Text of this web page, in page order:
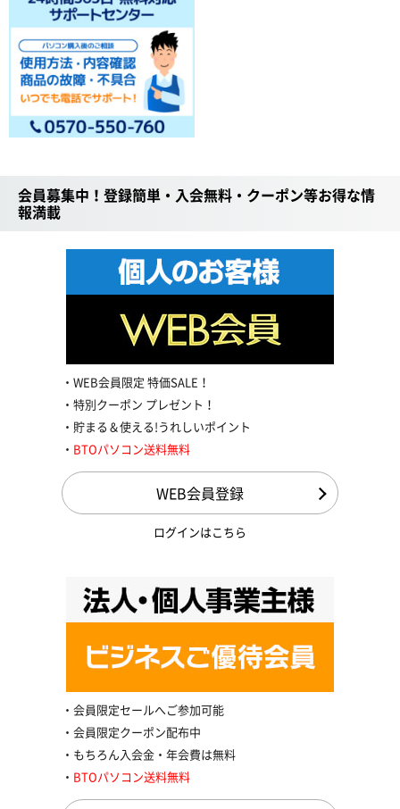
会員募集中！登録簡単・入会無料・クーポン等お得な情
報満載
WEB会員限定 特価SALE！
特別クーポン プレゼント！
貯まる＆使える!うれしいポイント
BTOパソコン送料無料
WEB会員登録
ログインはこちら
会員限定セールへご参加可能
会員限定クーポン配布中
もちろん入会金・年会費は無料
BTOパソコン送料無料